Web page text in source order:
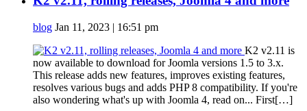
blog Jan 11, 2023 | 16:51 pm
K2 v2.11 is
now available to download for Joomla versions 1.5 to 3.x.
This release adds new features, improves existing features,
resolves various bugs and adds PHP 8 compatibility. If you're
also wondering what's up with Joomla 4, read on... First[…]